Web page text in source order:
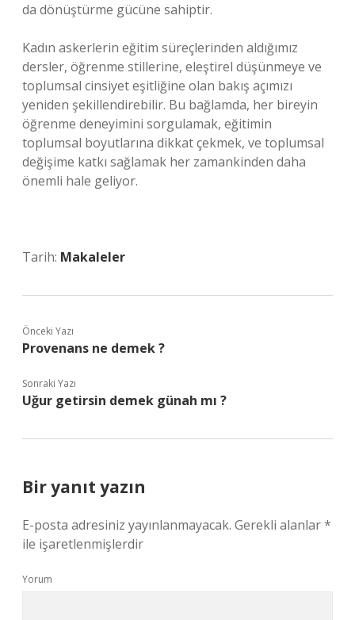
da dönüştürme gücüne sahiptir.
Kadın askerlerin eğitim süreçlerinden aldığımız
dersler, öğrenme stillerine, eleştirel düşünmeye ve
toplumsal cinsiyet eşitliğine olan bakış açımızı
yeniden şekillendirebilir. Bu bağlamda, her bireyin
öğrenme deneyimini sorgulamak, eğitimin
toplumsal boyutlarına dikkat çekmek, ve toplumsal
değişime katkı sağlamak her zamankinden daha
önemli hale geliyor.
Tarih: Makaleler
Önceki Yazı
Provenans ne demek ?
Sonraki Yazı
Uğur getirsin demek günah mı ?
Bir yanıt yazın
E-posta adresiniz yayınlanmayacak. Gerekli alanlar*
ile işaretlenmişlerdir
Yorum